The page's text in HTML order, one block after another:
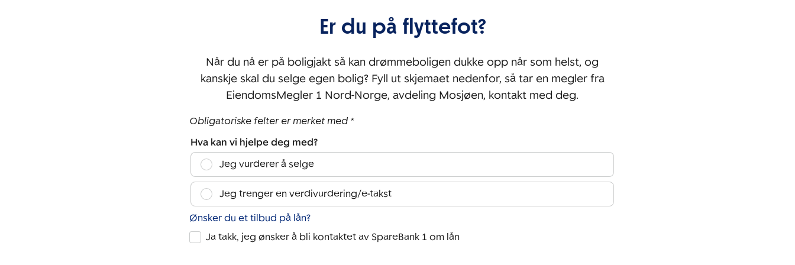
Er du på flyttefot?
Når du nå er på boligjakt så kan drømmeboligen dukke opp når som helst, og
kanskje skal du selge egen bolig? Fyll ut skjemaet nedenfor, så tar en megler fra
EiendomsMegler 1 Nord-Norge, avdeling Mosjøen, kontakt med deg.
Obligatoriske felter er merket med *
Hva kan vi hjelpe deg med?
Jeg vurderer å selge
Jeg trenger en verdivurdering/e-takst
Ønsker du et tilbud på lån?
Ja takk, jeg ønsker å bli kontaktet av SpareBank 1 om lån